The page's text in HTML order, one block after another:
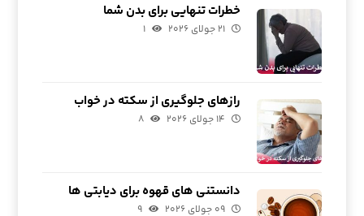
خطرات تنهایی برای بدن شما
۲۱ جولای ۲۰۲۶ ۱
رازهای جلوگیری از سکته در خواب
۱۴ جولای ۲۰۲۶ ۸
دانستنی های قهوه برای دیابتی ها
۰۹ جولای ۲۰۲۶ ۹